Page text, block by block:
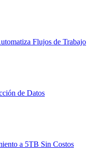
Flujos de Trabajo
de Datos
a 5TB Sin Costos